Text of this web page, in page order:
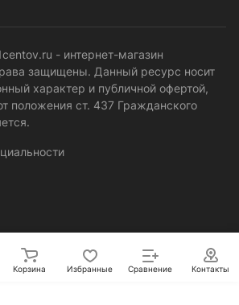
- интернет-магазин
защищены. Данный ресурс носит
характер и публичной офертой,
положения ст. 437 Гражданского
Корзина Избранные Сравнение Контакты